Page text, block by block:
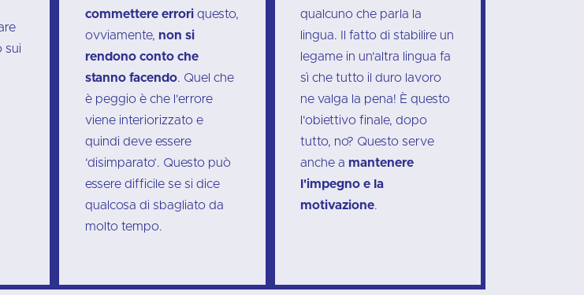
sui
commettere erroriquesto,
ovviamente, non si
rendono conto che
stanno facendo. Quel che
è peggio è che l'errore
viene interiorizzato e
quindi deve essere
‘disimparato’. Questo può
essere difficile se si dice
qualcosa di sbagliato da
molto tempo.
qualcuno che parla la
lingua. Il fatto di stabilire un
legame in un'altra lingua fa
sì che tutto il duro lavoro
ne valga la pena! È questo
l'obiettivo finale, dopo
tutto, no? Questo serve
anche a mantenere
l'impegno e la
motivazione.